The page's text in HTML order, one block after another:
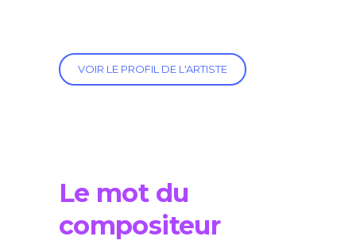
VOIR LE PROFIL DE L'ARTISTE
Le mot du
compositeur